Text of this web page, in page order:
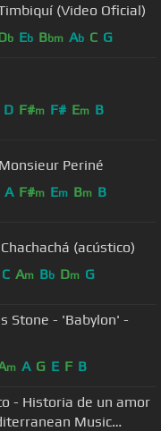
(Video Oficial)
b Eb Bbm Ab C G
D F#m F# Em B
Periné
A F#m Em Bm B
(acústico)
C Am Bb Dm G
Stone - 'Babylon' -
m A G E F B
- Historia de un amor
Music